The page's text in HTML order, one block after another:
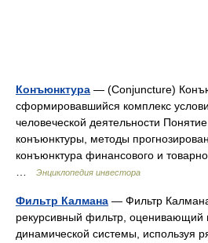
Конъюнктура — (Conjuncture)
сформировавшийся комплекс
человеческой деятельности
конъюнктуры, методы
конъюнктура финансового и
Энциклопедия инвестора
Фильтр Калмана — Фильтр
рекурсивный фильтр, оценивающий
динамической системы, используя